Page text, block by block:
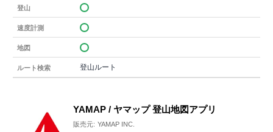
登山
速度計測
地図
ルート検索 登山ルート
YAMAP / ヤマップ 登山地図アプリ
販売元: YAMAP INC.